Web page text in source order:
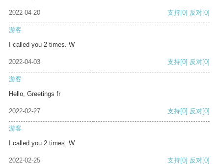
2022-04-20 支持[0] 反对[0]
游客
I called you 2 times. W
2022-04-03 支持[0] 反对[0]
游客
Hello, Greetings fr
2022-02-27 支持[0] 反对[0]
游客
I called you 2 times. W
2022-02-25 支持[0] 反对[0]